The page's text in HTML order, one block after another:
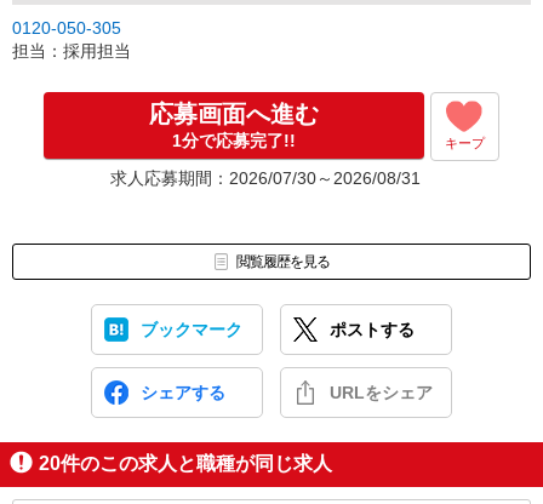
お気軽にご応募ください♪
0120-050-305
担当：採用担当
応募画面へ進む
1分で応募完了!! キープ
求人応募期間：2026/07/30～2026/08/31
閲覧履歴を見る
ブックマーク ポストする
シェアする URLをシェア
20件のこの求人と職種が同じ求人